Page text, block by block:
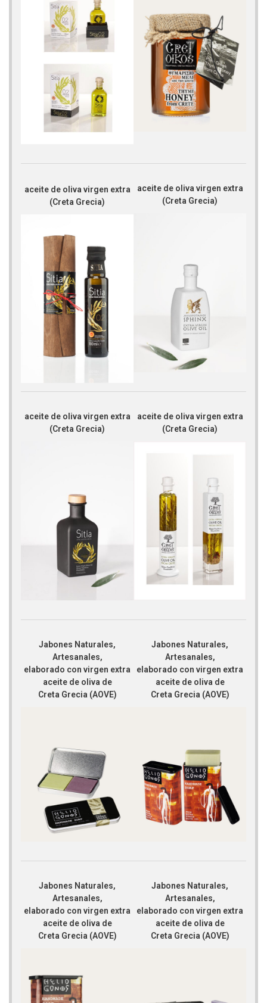
aceite de oliva virgen extra
(Creta Grecia)
aceite de oliva virgen extra
(Creta Grecia)
aceite de oliva virgen extra
(Creta Grecia)
aceite de oliva virgen extra
(Creta Grecia)
Jabones Naturales,
Artesanales,
elaborado con virgen extra
aceite de oliva de
Creta Grecia (AOVE)
Jabones Naturales,
Artesanales,
elaborado con virgen extra
aceite de oliva de
Creta Grecia (AOVE)
Jabones Naturales,
Artesanales,
elaborado con virgen extra
aceite de oliva de
Creta Grecia (AOVE)
Jabones Naturales,
Artesanales,
elaborado con virgen extra
aceite de oliva de
Creta Grecia (AOVE)